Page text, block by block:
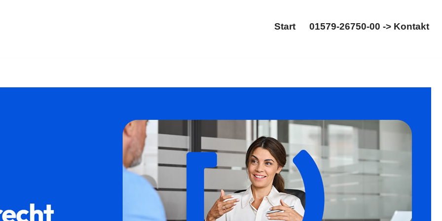
Start 01579-26750-00 -> Kontakt